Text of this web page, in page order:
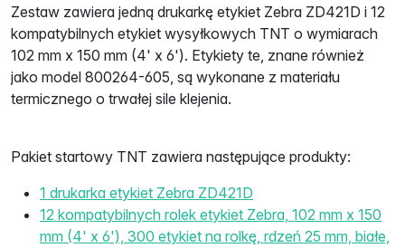
Zestaw zawiera jedną drukarkę etykiet Zebra ZD421D i 12
kompatybilnych etykiet wysyłkowych TNT o wymiarach
102 mm x 150 mm (4' x 6'). Etykiety te, znane również
jako model 800264-605, są wykonane z materiału
termicznego o trwałej sile klejenia.
Pakiet startowy TNT zawiera następujące produkty:
1 drukarka etykiet Zebra ZD421D
12 kompatybilnych rolek etykiet Zebra, 102 mm x 150
mm (4' x 6'), 300 etykiet na rolkę, rdzeń 25 mm, białe,